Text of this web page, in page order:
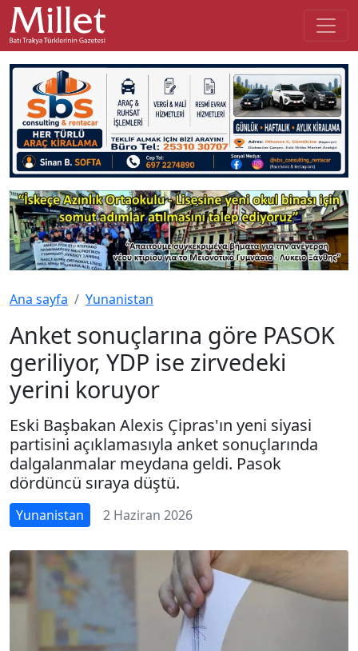
Ana sayfa Yunanistan
Anket sonuçlarına göre PASOK
geriliyor, YDP ise zirvedeki
yerini koruyor
Eski Başbakan Alexis Çipras'ın yeni siyasi
partisini açıklamasıyla anket sonuçlarında
dalgalanmalar meydana geldi. Pasok
dördüncü sıraya düştü.
Yunanistan 2 Haziran 2026